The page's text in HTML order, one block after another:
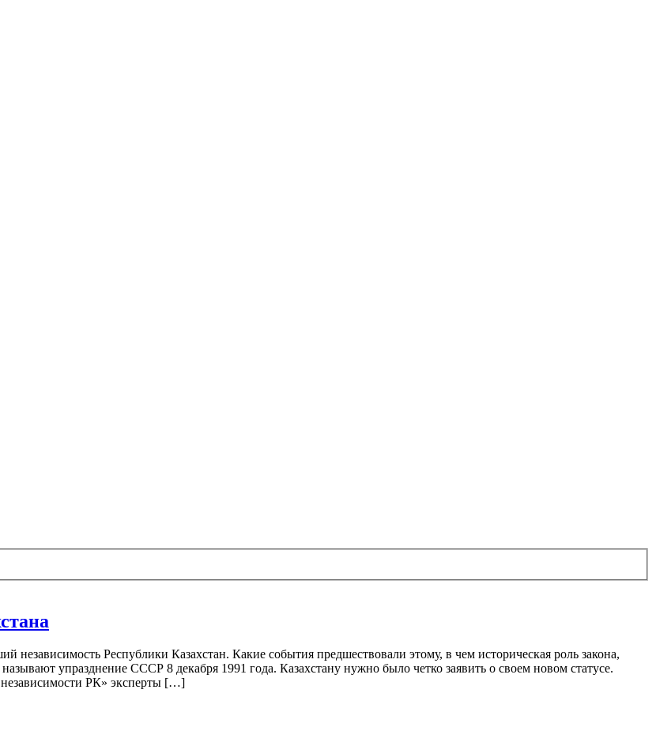
независимость Республики Казахстан. Какие события предшествовали этому, в чем историческая роль закона,
упразднение СССР 8 декабря 1991 года. Казахстану нужно было четко заявить о своем новом статусе.
РК» эксперты […]